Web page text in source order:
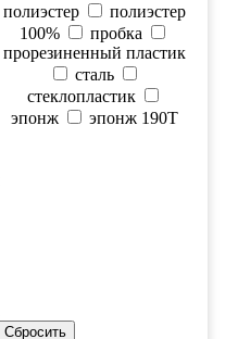
полиэстер
полиэстер
100%
пробка
прорезиненный пластик
сталь
стеклопластик
эпонж
эпонж 190T